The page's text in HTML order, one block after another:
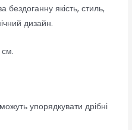
якість, стиль,
дизайн.
см.
упорядкувати дрібні